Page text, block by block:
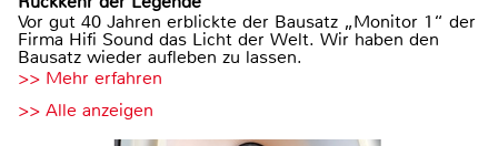
Vor gut 40 Jahren erblickte der Bausatz „Monitor 1“ der
Firma Hifi Sound das Licht der Welt. Wir haben den
Bausatz wieder aufleben zu lassen.
>> Mehr erfahren
>> Alle anzeigen